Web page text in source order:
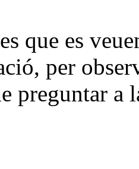
que es
per
preguntar a